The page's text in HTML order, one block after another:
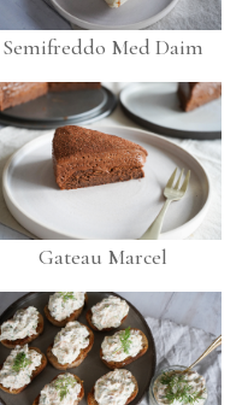
Semifreddo Med Daim
Gateau Marcel